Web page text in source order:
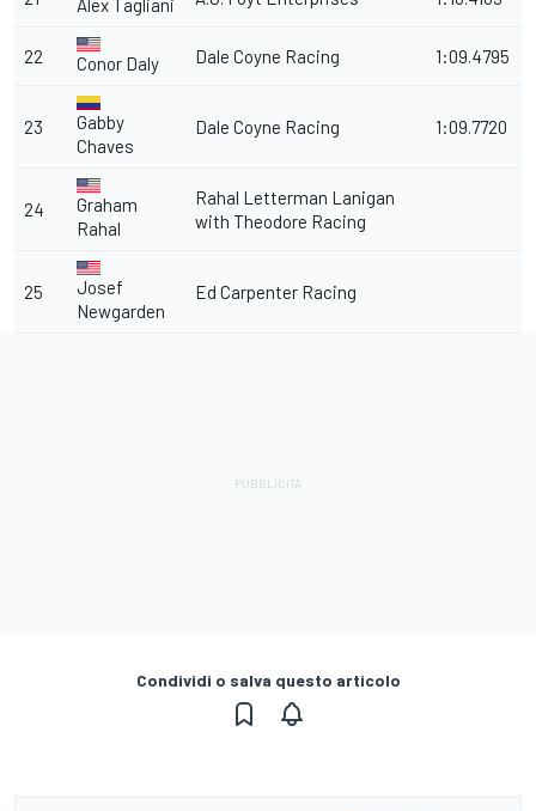
Alex Tagliani
22 Conor Daly Dale Coyne Racing 1:09.4795
23
Gabby
Chaves
Dale Coyne Racing 1:09.7720
24
Graham
Rahal
Rahal Letterman Lanigan
with Theodore Racing
25
Josef
Newgarden
Ed Carpenter Racing
Condividi o salva questo articolo